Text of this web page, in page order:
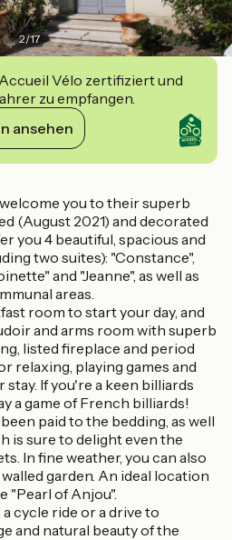
2/17
Vélo zertifiziert und
zu empfangen.
ansehen
welcome you to their superb
(August 2021) and decorated
you 4 beautiful, spacious and
two suites): "Constance",
and "Jeanne", as well as
areas.
room to start your day, and
and arms room with superb
listed fireplace and period
relaxing, playing games and
stay. If you're a keen billiards
a game of French billiards!
paid to the bedding, as well
is sure to delight even the
In fine weather, you can also
garden. An ideal location
"Pearl of Anjou".
a cycle ride or a drive to
and natural beauty of the